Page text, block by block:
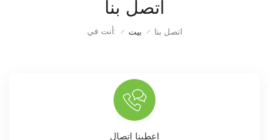
اتصل بنا
أنت في: / بيت / اتصل بنا
اعطينا اتصال